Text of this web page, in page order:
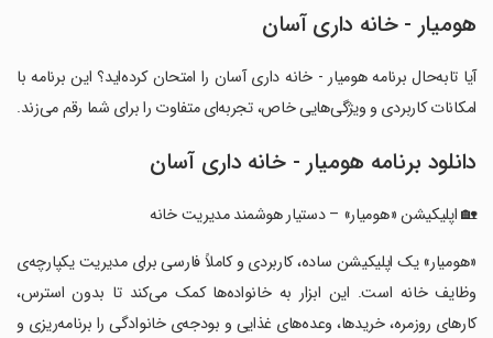
‏هومیار - ‌خانه‌ داری آسان
آیا تابه‌حال برنامه ‏هومیار - ‌خانه‌ داری آسان را امتحان کرده‌اید؟ این برنامه با
امکانات کاربردی و ویژگی‌هایی خاص، تجربه‌ای متفاوت را برای شما رقم می‌زند.
دانلود برنامه ‏هومیار - ‌خانه‌ داری آسان
‏🏡 اپلیکیشن «هومیار» – دستیار هوشمند مدیریت خانه
‏«هومیار» یک اپلیکیشن ساده، کاربردی و کاملاً فارسی برای مدیریت یکپارچه‌ی
وظایف خانه است. این ابزار به خانواده‌ها کمک می‌کند تا بدون استرس،
کارهای روزمره‌، خریدها، وعده‌های غذایی و بودجه‌ی خانوادگی را برنامه‌ریزی و